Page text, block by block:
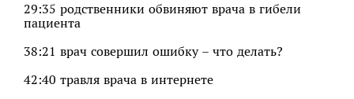
29:35 родственники обвиняют врача в гибели
пациента
38:21 врач совершил ошибку – что делать?
42:40 травля врача в интернете